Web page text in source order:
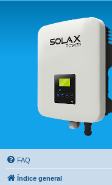
Solax FAQ
Lugar para intercambiar dudas
FAQ
Índice general